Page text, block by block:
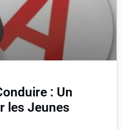
: Un
les Jeunes